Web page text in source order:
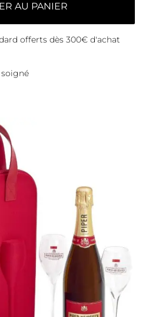
AU PANIER
offerts dès 300€ d'achat